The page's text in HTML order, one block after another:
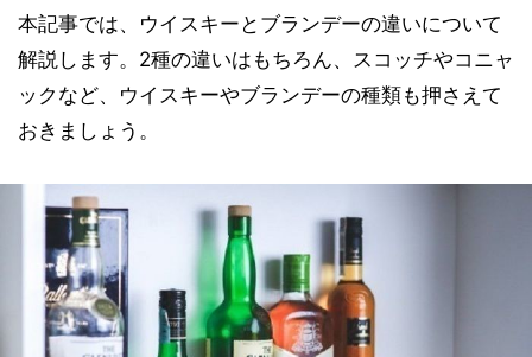
本記事では、ウイスキーとブランデーの違いについて
解説します。2種の違いはもちろん、スコッチやコニャ
ックなど、ウイスキーやブランデーの種類も押さえて
おきましょう。